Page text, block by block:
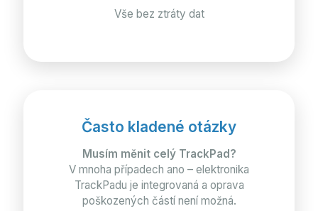
Vše bez ztráty dat
Často kladené otázky
Musím měnit celý TrackPad?
V mnoha případech ano – elektronika
TrackPadu je integrovaná a oprava
poškozených částí není možná.